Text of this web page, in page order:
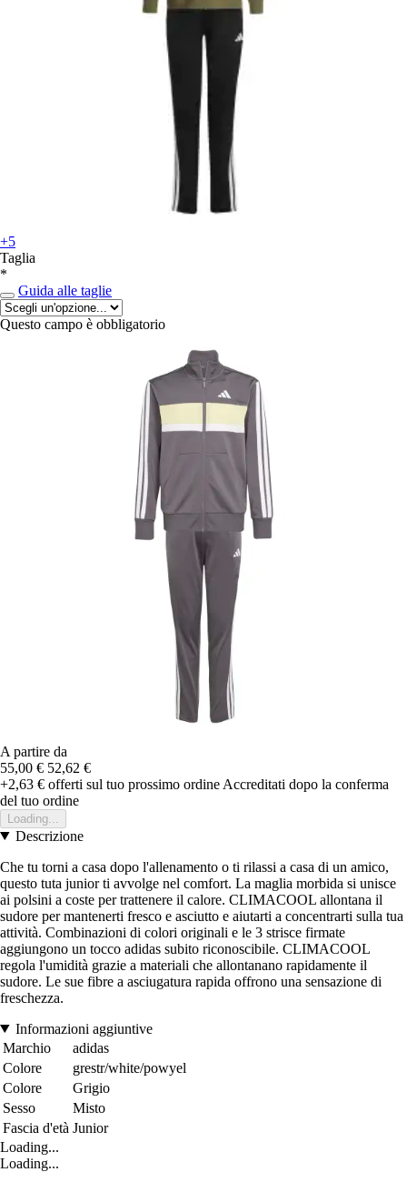
+5
Taglia
*
Guida alle taglie
Questo campo è obbligatorio
A partire da
55,00 € 52,62 €
+2,63 € offerti sul tuo prossimo ordine Accreditati dopo la conferma
del tuo ordine
Loading...
Descrizione
Che tu torni a casa dopo l'allenamento o ti rilassi a casa di un amico,
questo tuta junior ti avvolge nel comfort. La maglia morbida si unisce
ai polsini a coste per trattenere il calore. CLIMACOOL allontana il
sudore per mantenerti fresco e asciutto e aiutarti a concentrarti sulla tua
attività. Combinazioni di colori originali e le 3 strisce firmate
aggiungono un tocco adidas subito riconoscibile. CLIMACOOL
regola l'umidità grazie a materiali che allontanano rapidamente il
sudore. Le sue fibre a asciugatura rapida offrono una sensazione di
freschezza.
Informazioni aggiuntive
Marchio
adidas
Colore
grestr/white/powyel
Colore
Grigio
Sesso
Misto
Fascia d'età Junior
Loading...
Loading...